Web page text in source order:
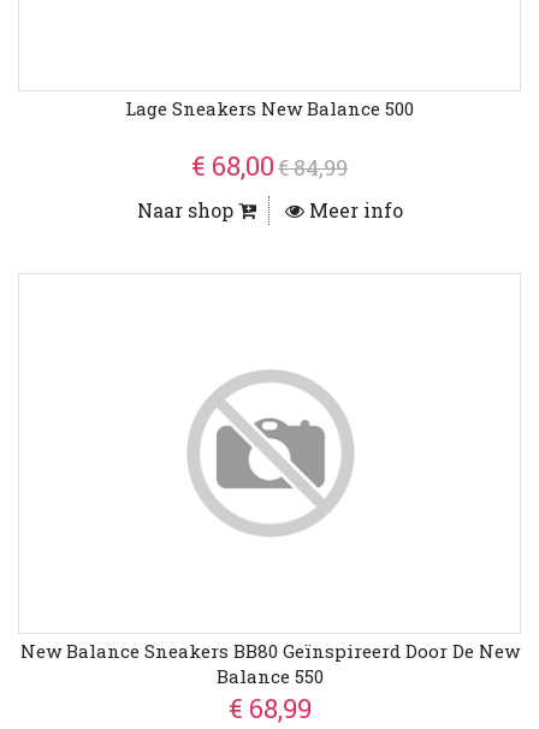
Lage Sneakers New Balance 500
€ 68,00€ 84,99
Naar shop Meer info
New Balance Sneakers BB80 Geïnspireerd Door De New
Balance 550
€ 68,99